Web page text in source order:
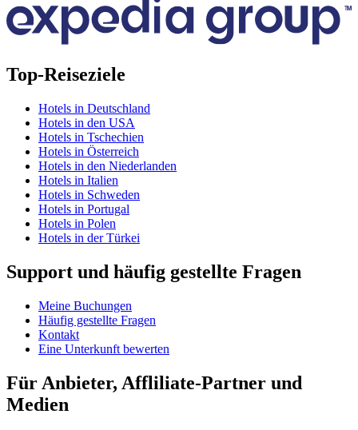
Top-Reiseziele
Hotels in Deutschland
Hotels in den USA
Hotels in Tschechien
Hotels in Österreich
Hotels in den Niederlanden
Hotels in Italien
Hotels in Schweden
Hotels in Portugal
Hotels in Polen
Hotels in der Türkei
Support und häufig gestellte Fragen
Meine Buchungen
Häufig gestellte Fragen
Kontakt
Eine Unterkunft bewerten
Für Anbieter, Affliliate-Partner und
Medien